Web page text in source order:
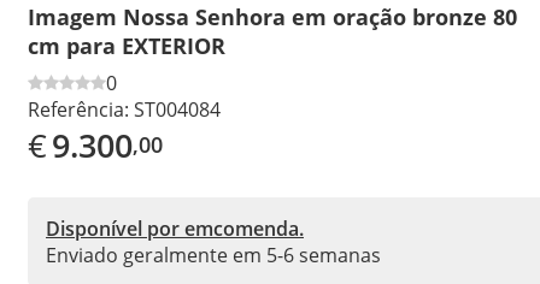
Imagem Nossa Senhora em oração bronze 80
cm para EXTERIOR
0
Referência: ST004084
€9.300,00
Disponível por emcomenda.
Enviado geralmente em 5-6 semanas